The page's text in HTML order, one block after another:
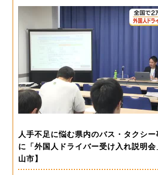
人手不足に悩む県内のバス・タクシ
に「外国人ドライバー受け入れ説明会
山市】